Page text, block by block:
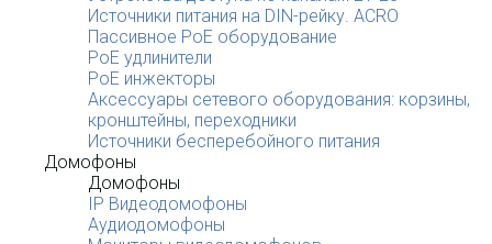
Источники питания на DIN-рейку. ACRO
Пассивное PoE оборудование
PoE удлинители
PoE инжекторы
Аксессуары сетевого оборудования: корзины,
кронштейны, переходники
Источники бесперебойного питания
Домофоны
Домофоны
IP Видеодомофоны
Аудиодомофоны